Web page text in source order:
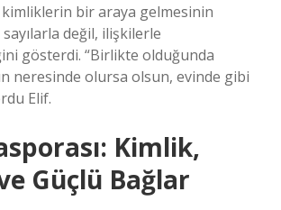
kimliklerin bir araya gelmesinin
sayılarla değil, ilişkilerle
gösterdi. “Birlikte olduğunda
neresinde olursa olsun, evinde gibi
Elif.
Kimlik,
Güçlü Bağlar